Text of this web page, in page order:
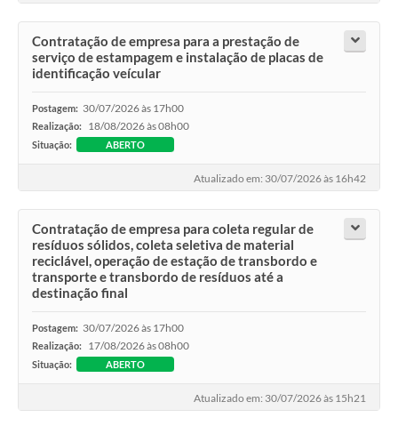
Contratação de empresa para a prestação de
serviço de estampagem e instalação de placas de
identificação veícular
Postagem: 30/07/2026 às 17h00
Realização: 18/08/2026 às 08h00
Situação: ABERTO
Atualizado em: 30/07/2026 às 16h42
Contratação de empresa para coleta regular de
resíduos sólidos, coleta seletiva de material
reciclável, operação de estação de transbordo e
transporte e transbordo de resíduos até a
destinação final
Postagem: 30/07/2026 às 17h00
Realização: 17/08/2026 às 08h00
Situação: ABERTO
Atualizado em: 30/07/2026 às 15h21